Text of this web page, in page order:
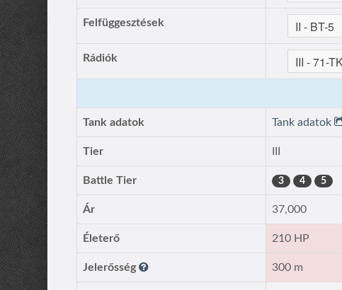
Felfüggesztések
Rádiók
Tank adatok Tank adatok
Tier
Battle Tier 3 4 5
Ár 37,000
Életerő 210 HP
Jelerősség 300 m